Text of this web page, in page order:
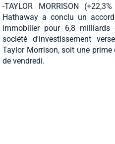
-TAYLOR MORRISON
Hathaway a conclu un
immobilier pour 6,8
société d'investissement
Taylor Morrison, soit une
de vendredi.